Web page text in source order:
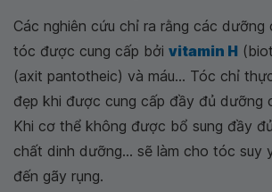
Các nghiên cứu chỉ ra rằng các dưỡng
tóc được cung cấp bởi vitamin H
(axit pantotheic) và máu... Tóc chỉ
đẹp khi được cung cấp đầy đủ dưỡng
Khi cơ thể không được bổ sung đầy
chất dinh dưỡng... sẽ làm cho tóc suy
đến gãy rụng.